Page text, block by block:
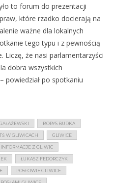
to forum do prezentacji
które rzadko docierają na
ważne dla lokalnych
tego typu i z pewnością
Liczę, że nasi parlamentarzyści
dobra wszystkich
powiedział po spotkaniu
BORYS BUDKA
W GLIWICACH GLIWICE
INFORMACJE Z GLIWIC
ŁUKASZ FEDORCZYK
POSŁOWIE GLIWICE